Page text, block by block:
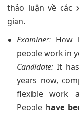
thảo luận về các
gian.
Examiner: How
people work in
Candidate: It
years now,
flexible work
People have